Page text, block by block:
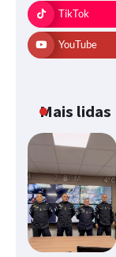
TikTok
YouTube
Mais lidas